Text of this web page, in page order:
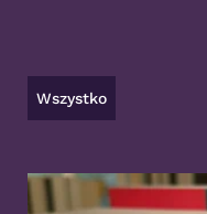
Wszystko